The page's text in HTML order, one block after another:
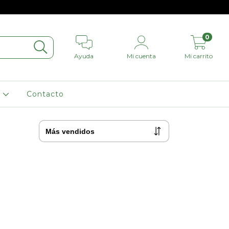
Ayuda Mi cuenta Mi carrito
0
Contacto